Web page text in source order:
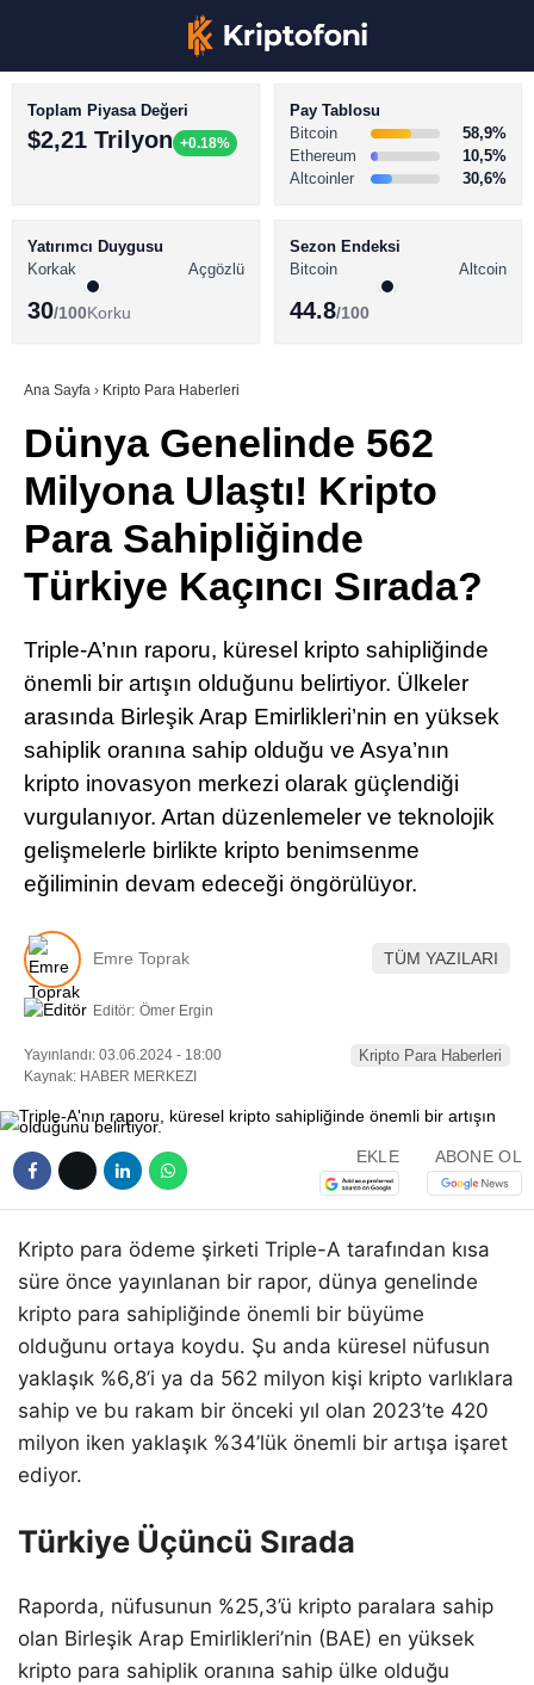
Youtube
TikTok
Telegram
BİTCOİN HABERLERİ
ALTCOİN HABERLERİ
SÖZLÜK
Toplam Piyasa Değeri
$2,21 Trilyon +0.18%
Pay Tablosu
Bitcoin
58,9%
Ethereum
10,5%
Altcoinler
30,6%
Yatırımcı Duygusu
Korkak
Açgözlü
30/100Korku
Sezon Endeksi
Bitcoin
Altcoin
44.8/100
Ana Sayfa › Kripto Para Haberleri
Dünya Genelinde 562
Milyona Ulaştı! Kripto
Para Sahipliğinde
Türkiye Kaçıncı Sırada?
Triple-A’nın raporu, küresel kripto sahipliğinde
önemli bir artışın olduğunu belirtiyor. Ülkeler
arasında Birleşik Arap Emirlikleri’nin en yüksek
sahiplik oranına sahip olduğu ve Asya’nın
kripto inovasyon merkezi olarak güçlendiği
vurgulanıyor. Artan düzenlemeler ve teknolojik
gelişmelerle birlikte kripto benimsenme
eğiliminin devam edeceği öngörülüyor.
Emre Toprak TÜM YAZILARI
Editör: Ömer Ergin
Yayınlandı: 03.06.2024 - 18:00
Kaynak: HABER MERKEZI
Kripto Para Haberleri
EKLE ABONE OL
Kripto para ödeme şirketi Triple-A tarafından kısa
süre önce yayınlanan bir rapor, dünya genelinde
kripto para sahipliğinde önemli bir büyüme
olduğunu ortaya koydu. Şu anda küresel nüfusun
yaklaşık %6,8’i ya da 562 milyon kişi kripto varlıklara
sahip ve bu rakam bir önceki yıl olan 2023’te 420
milyon iken yaklaşık %34’lük önemli bir artışa işaret
ediyor.
Türkiye Üçüncü Sırada
Raporda, nüfusunun %25,3’ü kripto paralara sahip
olan Birleşik Arap Emirlikleri’nin (BAE) en yüksek
kripto para sahiplik oranına sahip ülke olduğu